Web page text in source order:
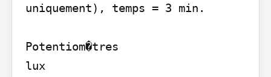
uniquement), temps = 3 min.
Potentiom�tres
lux